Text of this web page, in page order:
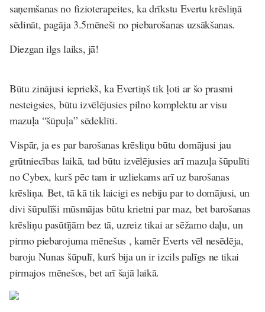
saņemšanas no fizioterapeites, ka drīkstu Evertu krēsliņā
sēdināt, pagāja 3.5mēneši no piebarošanas uzsākšanas.
Diezgan ilgs laiks, jā!
Būtu zinājusi iepriekš, ka Evertiņš tik ļoti ar šo prasmi
nesteigsies, būtu izvēlējusies pilno komplektu ar visu
mazuļa “šūpuļa” sēdeklīti.
Vispār, ja es par barošanas krēsliņu būtu domājusi jau
grūtniecības laikā, tad būtu izvēlējusies arī mazuļa šūpulīti
no Cybex, kurš pēc tam ir uzliekams arī uz barošanas
krēsliņa. Bet, tā kā tik laicigi es nebiju par to domājusi, un
divi šūpulīši mūsmājas būtu krietni par maz, bet barošanas
krēsliņu pasūtījām bez tā, uzreiz tikai ar sēžamo daļu, un
pirmo piebarojuma mēnešus , kamēr Everts vēl nesēdēja,
baroju Nunas šūpulī, kurš bija un ir izcils palīgs ne tikai
pirmajos mēnešos, bet arī šajā laikā.